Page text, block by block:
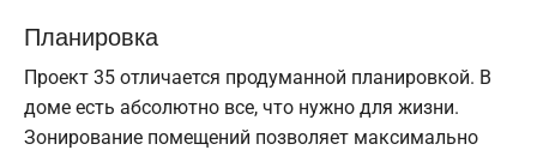
Планировка
Проект 35 отличается продуманной планировкой. В
доме есть абсолютно все, что нужно для жизни.
Зонирование помещений позволяет максимально